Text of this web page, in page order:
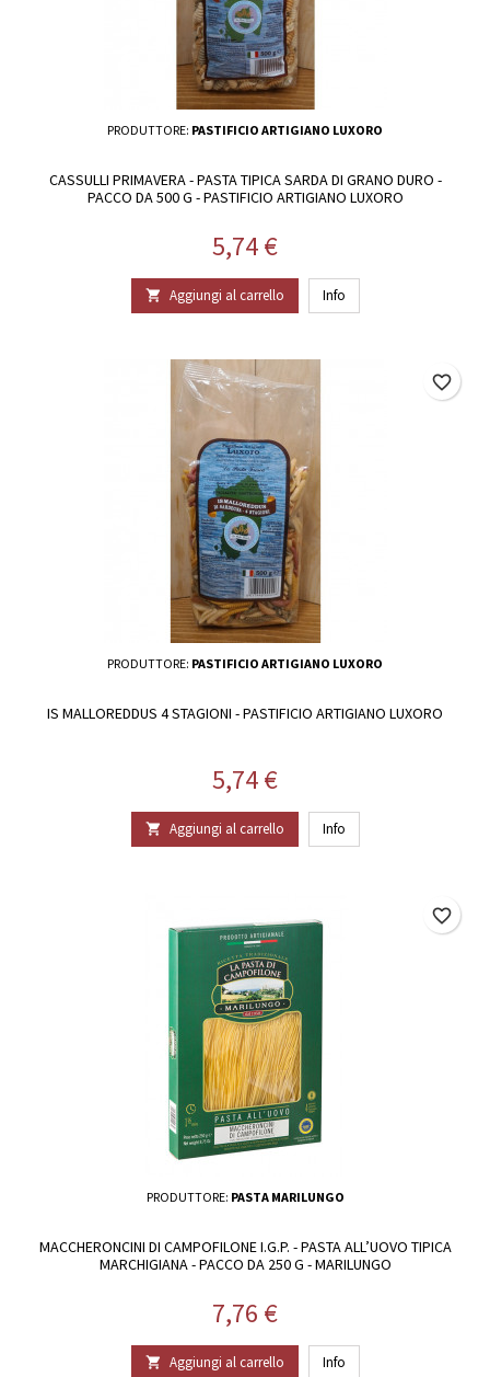
PRODUTTORE: PASTIFICIO ARTIGIANO LUXORO
CASSULLI PRIMAVERA - PASTA TIPICA SARDA DI GRANO DURO -
PACCO DA 500 G - PASTIFICIO ARTIGIANO LUXORO
Prezzo
5,74 €
 Aggiungi al carrello Info
PRODUTTORE: PASTIFICIO ARTIGIANO LUXORO
IS MALLOREDDUS 4 STAGIONI - PASTIFICIO ARTIGIANO LUXORO
Prezzo
5,74 €
 Aggiungi al carrello Info
favorite_border
PRODUTTORE: PASTA MARILUNGO
MACCHERONCINI DI CAMPOFILONE I.G.P. - PASTA ALL’UOVO TIPICA
MARCHIGIANA - PACCO DA 250 G - MARILUNGO
Prezzo
7,76 €
 Aggiungi al carrello Info
favorite_border